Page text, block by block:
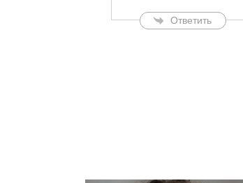
Ответить